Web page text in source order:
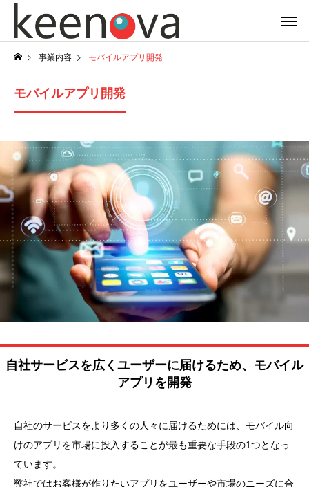
事業内容 モバイルアプリ開発
モバイルアプリ開発
自社サービスを広くユーザーに届けるため、モバイル
アプリを開発
自社のサービスをより多くの人々に届けるためには、モバイル向
けのアプリを市場に投入することが最も重要な手段の1つとなっ
ています。
弊社ではお客様が作りたいアプリをユーザーや市場のニーズに合